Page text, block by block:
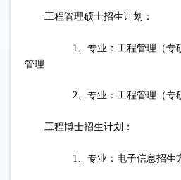
工程管理硕士招生计划：
1、专业：工程管理（专硕
管理
2、专业：工程管理（专硕
工程博士招生计划：
1、专业：电子信息招生方